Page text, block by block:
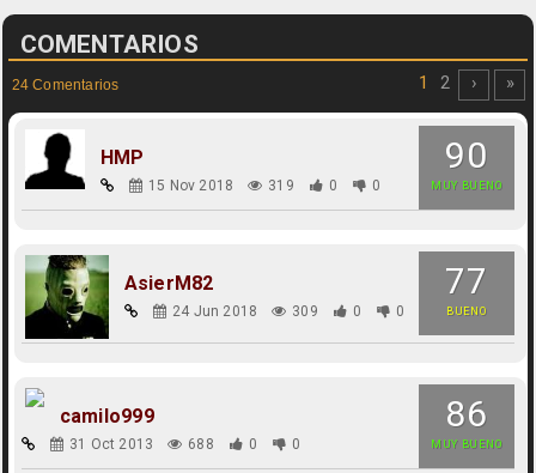
COMENTARIOS
24 Comentarios 1 2 › »
90
MUY BUENO
HMP
15 Nov 2018 319 0 0
77
BUENO
AsierM82
24 Jun 2018 309 0 0
86
MUY BUENO
camilo999
31 Oct 2013 688 0 0